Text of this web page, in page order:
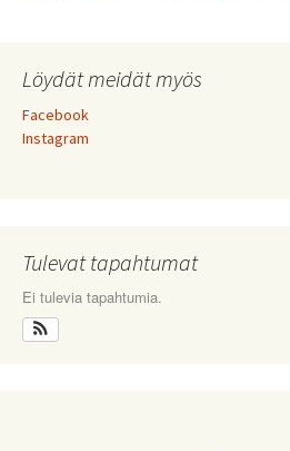
selaus
Löydät meidät myös
Facebook
Instagram
Tulevat tapahtumat
Ei tulevia tapahtumia.